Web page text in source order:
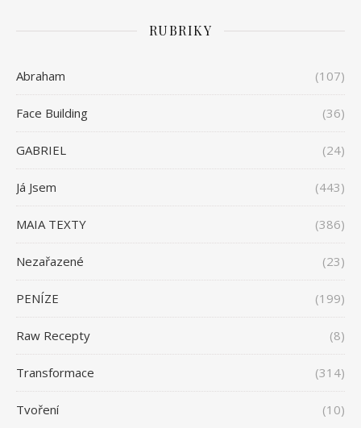
RUBRIKY
Abraham (107)
Face Building (36)
GABRIEL (24)
Já Jsem (443)
MAIA TEXTY (386)
Nezařazené (23)
PENÍZE (199)
Raw Recepty (8)
Transformace (314)
Tvoření (10)